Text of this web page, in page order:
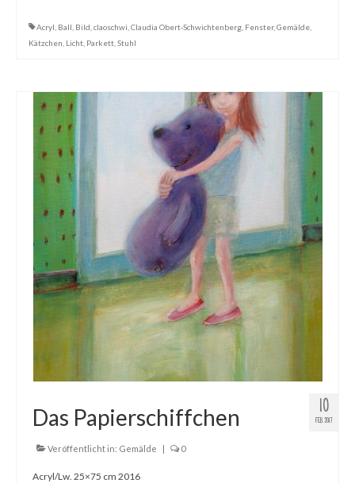
Dies & Das
Acryl Ball Bild claoschwi Claudia Obert-Schwichtenberg Fenster, Gemälde
Kätzchen Licht Parkett Stuhl
10
FEB. 2017
Das Papierschiffchen
Veröffentlicht in: Gemälde | 0
Acryl/Lw. 25×75 cm 2016